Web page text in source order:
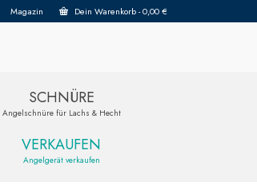
Magazin Dein Warenkorb-0,00€
SCHNÜRE
Angelschnüre für Lachs & Hecht
VERKAUFEN
Angelgerät verkaufen